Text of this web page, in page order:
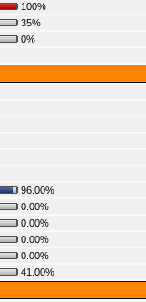
100%
35%
0%
96.00%
0.00%
0.00%
0.00%
0.00%
41.00%